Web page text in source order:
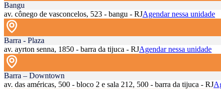
Bangu
av. cônego de vasconcelos, 523 - bangu - RJAgendar nessa unidade
Barra - Plaza
av. ayrton senna, 1850 - barra da tijuca - RJAgendar nessa unidade
Barra – Downtown
av. das américas, 500 - bloco 2 e sala 212, 500 - barra da tijuca - RJ